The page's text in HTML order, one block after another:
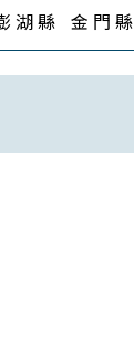
湖 縣 金 門 縣